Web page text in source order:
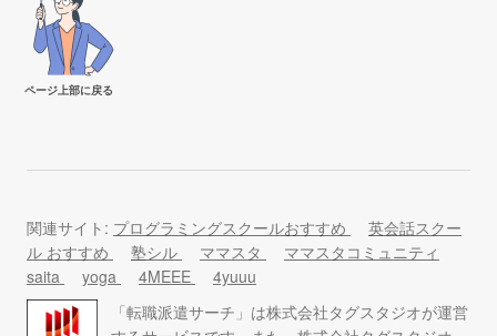
ページ上部に戻る
「転職派遣サーチ」は株式会社タグスタジオが運営
関連サイト: プログラミングスクールおすすめ
英会話スクー
ル おすすめ
塾シル ママスタ
ママスタコミュニティ
saita
yoga 4MEEE 4yuuu